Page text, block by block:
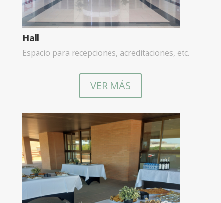
Hall
Espacio para recepciones, acreditaciones, etc.
VER MÁS